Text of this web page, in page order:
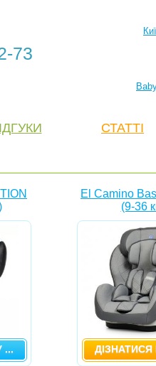
73
СТАТТІ
...
El Camino
(9-36
ДІЗНАТИСЯ